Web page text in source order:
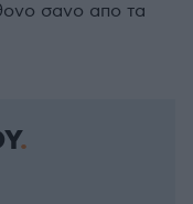
σανο απο τα